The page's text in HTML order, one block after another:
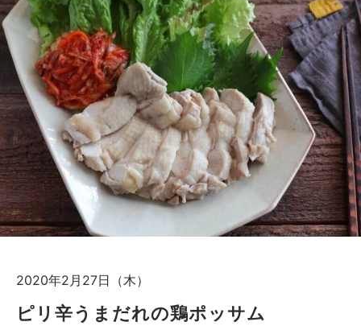
2020年2月27日（木）
ピリ辛うまだれの鶏ポッサム